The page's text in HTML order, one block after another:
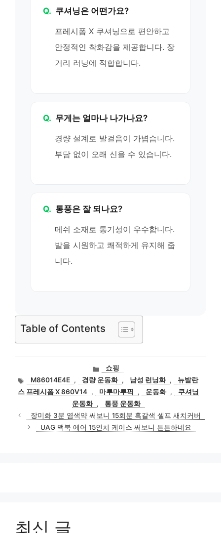
Q. 쿠셔닝은 어떤가요?
프레시폼 X 쿠셔닝으로 편안하고
안정적인 착화감을 제공합니다. 장
거리 러닝에 적합합니다.
Q. 무게는 얼마나 나가나요?
경량 설계로 발걸음이 가볍습니다.
부담 없이 오래 신을 수 있습니다.
Q. 통풍은 잘 되나요?
메쉬 소재로 통기성이 우수합니다.
발을 시원하고 쾌적하게 유지해 줍
니다.
Table of Contents
카
테
고
리
쇼핑
태
그
M86014E4E , 경량 운동화 , 남성 런닝화 ,
뉴발란
스 프레시폼 X 860V14 , 마루마루픽 , 운동화 ,
쿠셔닝
운동화 ,
통풍 운동화
장미화 3분 염색약 써보니 15회분 흑갈색 셀프 새치커버
UAG 맥북 에어 15인치 케이스 써보니 튼튼하네요
최신 글